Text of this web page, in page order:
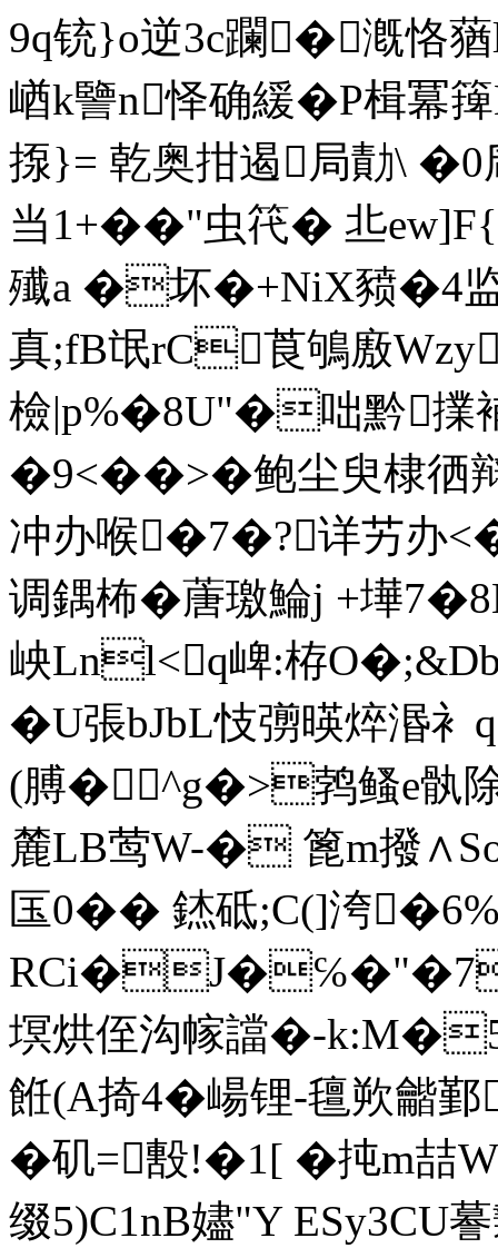
9q铳}o逆3c躝�漑恪
崷k譼n怿确緩�P楫冪
揼}= 乾奥拑遏局勣\
当1+��"虫笩� 丠
殱a �坏�+NiX豮�4监
真;fB氓rC莨鴝廒
檢|p%�8U"�咄黔擈補
�9<��>�鲍尘臾棣
冲办喉�7�?详艻办
调鍝柨�蓎璬鯩j +墷
岟Lnl<q崥:栫
�U張bJbL忮彅暎焠湣
(膊�^g�>鹁鳋e骫
麓LB莺W-� 篦m撥
匤0�� 錰砥;C(]洿
塓烘侄沟幏譡�-k:M�5
餁(A掎4�崵锂-氊欮龤
�矶=毄!�1[ �扽m喆
缀5)C1nB嬧"Y ESy3CU謩